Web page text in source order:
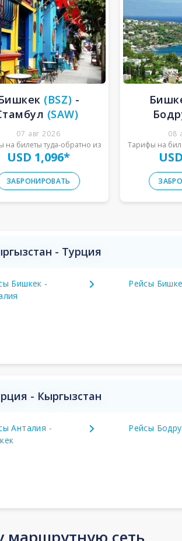
(BSZ) -
(SAW)
07 авг 2026
на билеты туда-обратно из
USD 1,096*
ЗАБРОНИРОВАТЬ
08
Тарифы на
- Турция
Бишкек -
Рейсы
- Кыргызстан
Анталия -
Рейсы